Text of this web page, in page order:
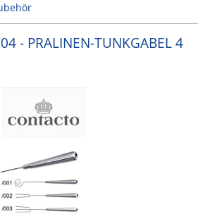
- PRALINEN-TUNKGABEL 4